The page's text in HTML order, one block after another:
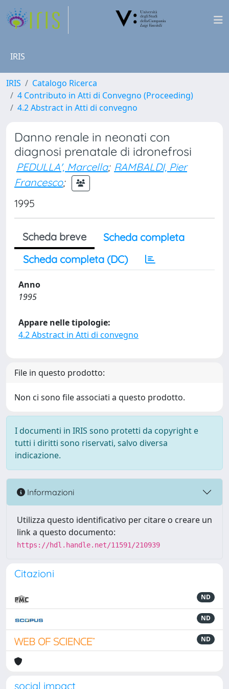
IRIS
IRIS
Catalogo Ricerca
4 Contributo in Atti di Convegno (Proceeding)
4.2 Abstract in Atti di convegno
Danno renale in neonati con
diagnosi prenatale di idronefrosi
PEDULLA', Marcella; RAMBALDI, Pier
Francesco;
1995
Scheda breve
Scheda completa
Scheda completa (DC)
Anno
1995
Appare nelle tipologie:
4.2 Abstract in Atti di convegno
File in questo prodotto:
Non ci sono file associati a questo prodotto.
I documenti in IRIS sono protetti da copyright e
tutti i diritti sono riservati, salvo diversa
indicazione.
Informazioni
Utilizza questo identificativo per citare o creare un
link a questo documento:
https://hdl.handle.net/11591/210939
Citazioni
ND
ND
ND
social impact